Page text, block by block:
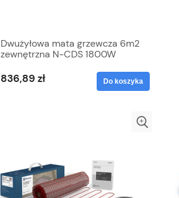
Dwużyłowa mata grzewcza 6m2
zewnętrzna N-CDS 1800W
836,89 zł Do koszyka